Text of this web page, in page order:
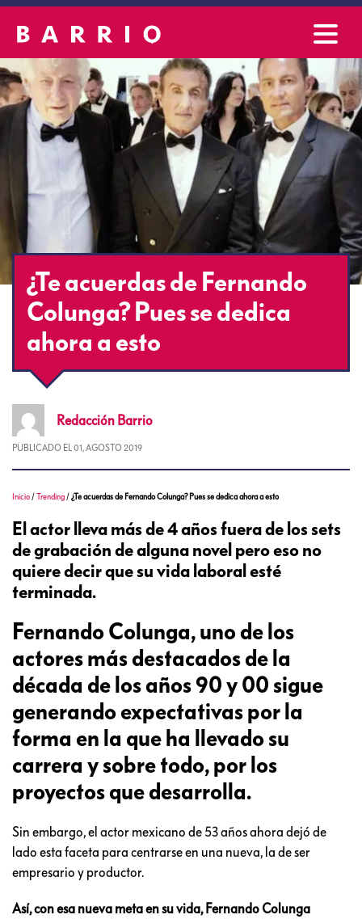
¿Te acuerdas de Fernando
Colunga? Pues se dedica
ahora a esto
Redacción Barrio
PUBLICADO EL 01, AGOSTO 2019
Inicio /Trending /¿Te acuerdas de Fernando Colunga? Pues se dedica ahora a esto
El actor lleva más de 4 años fuera de los sets
de grabación de alguna novel pero eso no
quiere decir que su vida laboral esté
terminada.
Fernando Colunga, uno de los
actores más destacados de la
década de los años 90 y 00 sigue
generando expectativas por la
forma en la que ha llevado su
carrera y sobre todo, por los
proyectos que desarrolla.
Sin embargo, el actor mexicano de 53 años ahora dejó de
lado esta faceta para centrarse en una nueva, la de ser
empresario y productor.
Así, con esa nueva meta en su vida, Fernando Colunga